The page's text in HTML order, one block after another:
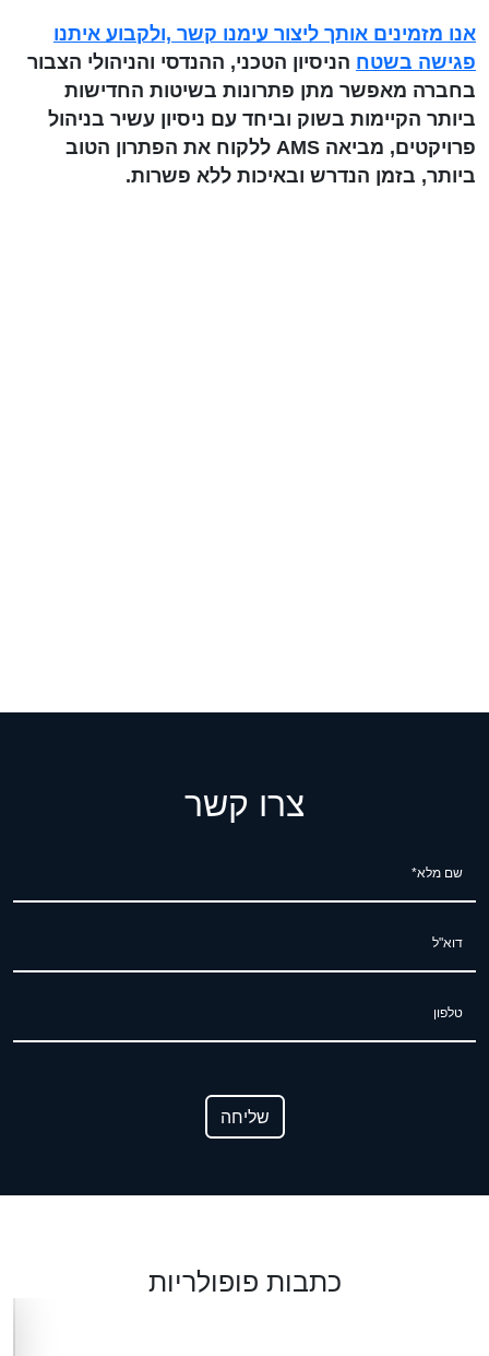
אנו מזמינים אותך ליצור עימנו קשר ,ולקבוע איתנו
פגישה בשטח הניסיון הטכני, ההנדסי והניהולי הצבור
בחברה מאפשר מתן פתרונות בשיטות החדישות
ביותר הקיימות בשוק וביחד עם ניסיון עשיר בניהול
פרויקטים, מביאה AMS ללקוח את הפתרון הטוב
ביותר, בזמן הנדרש ובאיכות ללא פשרות.
צרו קשר
שליחה
כתבות פופולריות